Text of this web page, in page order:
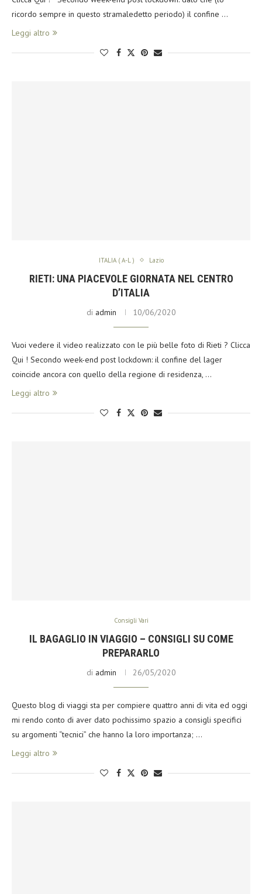
ricordo sempre in questo stramaledetto periodo) il confine …
Leggi altro
ITALIA ( A-L ) Lazio
RIETI: UNA PIACEVOLE GIORNATA NEL CENTRO
D’ITALIA
di admin 10/06/2020
Vuoi vedere il video realizzato con le più belle foto di Rieti ? Clicca
Qui ! Secondo week-end post lockdown: il confine del lager
coincide ancora con quello della regione di residenza, …
Leggi altro
Consigli Vari
IL BAGAGLIO IN VIAGGIO – CONSIGLI SU COME
PREPARARLO
di admin 26/05/2020
Questo blog di viaggi sta per compiere quattro anni di vita ed oggi
mi rendo conto di aver dato pochissimo spazio a consigli specifici
su argomenti “tecnici” che hanno la loro importanza; …
Leggi altro